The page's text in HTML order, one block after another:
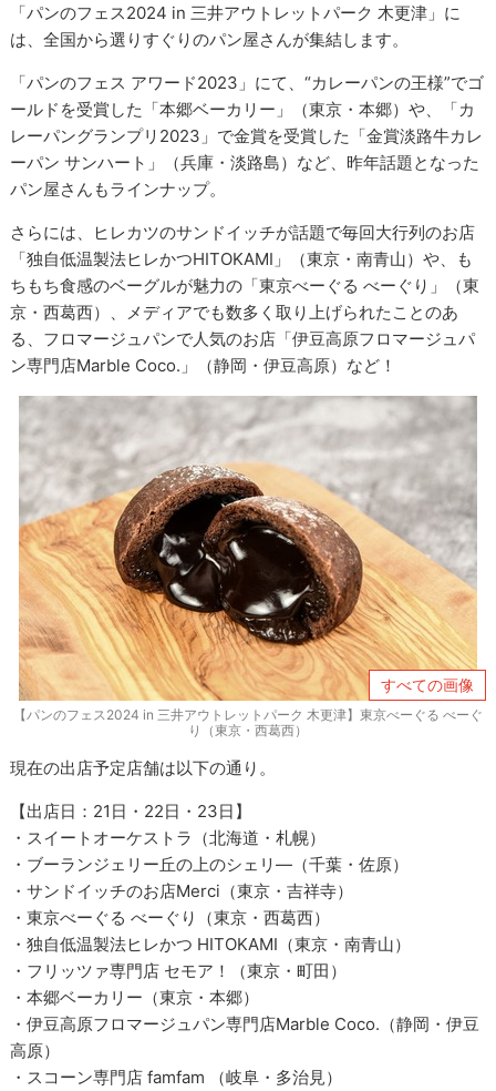
「パンのフェス2024 in 三井アウトレットパーク 木更津」に
は、全国から選りすぐりのパン屋さんが集結します。
「パンのフェス アワード2023」にて、“カレーパンの王様”でゴ
ールドを受賞した「本郷ベーカリー」（東京・本郷）や、「カ
レーパングランプリ2023」で金賞を受賞した「金賞淡路牛カレ
ーパン サンハート」（兵庫・淡路島）など、昨年話題となった
パン屋さんもラインナップ。
さらには、ヒレカツのサンドイッチが話題で毎回大行列のお店
「独自低温製法ヒレかつHITOKAMI」（東京・南青山）や、も
ちもち食感のベーグルが魅力の「東京べーぐる べーぐり」（東
京・西葛西）、メディアでも数多く取り上げられたことのあ
る、フロマージュパンで人気のお店「伊豆高原フロマージュパ
ン専門店Marble Coco.」（静岡・伊豆高原）など！
すべての画像
【パンのフェス2024 in 三井アウトレットパーク 木更津】東京べーぐる べーぐ
り（東京・西葛西）
現在の出店予定店舗は以下の通り。
【出店日：21日・22日・23日】
・スイートオーケストラ（北海道・札幌）
・ブーランジェリー丘の上のシェリ―（千葉・佐原）
・サンドイッチのお店Merci（東京・吉祥寺）
・東京べーぐる べーぐり（東京・西葛西）
・独自低温製法ヒレかつ HITOKAMI（東京・南青山）
・フリッツァ専門店 セモア！（東京・町田）
・本郷ベーカリー（東京・本郷）
・伊豆高原フロマージュパン専門店Marble Coco.（静岡・伊豆
高原）
・スコーン専門店 famfam （岐阜・多治見）